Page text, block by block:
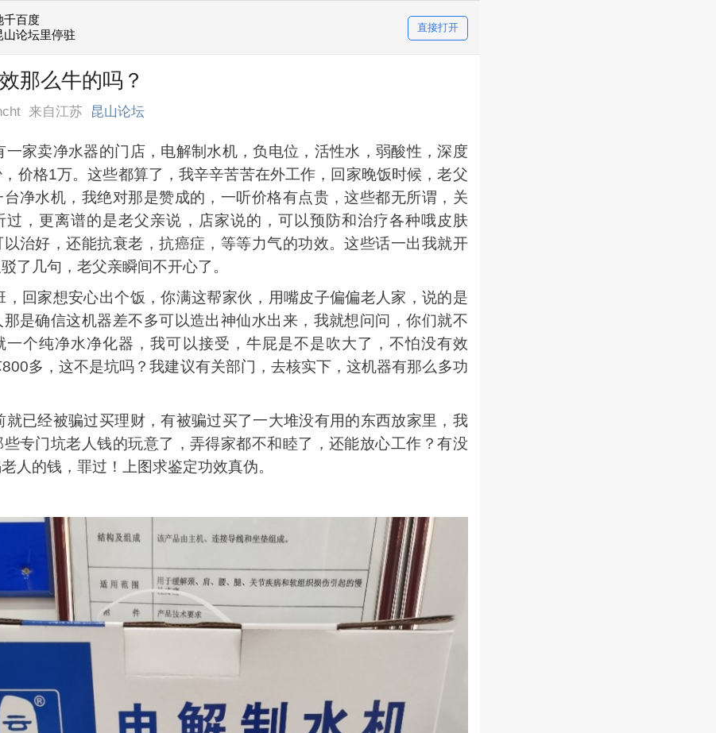
千百度
山论坛里停驻
直接打开
那么牛的吗？
来自江苏 昆山论坛
卖净水器的门店，电解制水机，负电位，活性水，弱酸性，深度
价格1万。这些都算了，我辛辛苦苦在外工作，回家晚饭时候，老父
净水机，我绝对那是赞成的，一听价格有点贵，这些都无所谓，关
过，更离谱的是老父亲说，店家说的，可以预防和治疗各种哦皮肤
治好，还能抗衰老，抗癌症，等等力气的功效。这些话一出我就开
了几句，老父亲瞬间不开心了。
家想安心出个饭，你满这帮家伙，用嘴皮子偏偏老人家，说的是
是确信这机器差不多可以造出神仙水出来，我就想问问，你们就不
一个纯净水净化器，我可以接受，牛屁是不是吹大了，不怕没有效
多，这不是坑吗？我建议有关部门，去核实下，这机器有那么多功
经被骗过买理财，有被骗过买了一大堆没有用的东西放家里，我
专门坑老人钱的玩意了，弄得家都不和睦了，还能放心工作？有没
人的钱，罪过！上图求鉴定功效真伪。